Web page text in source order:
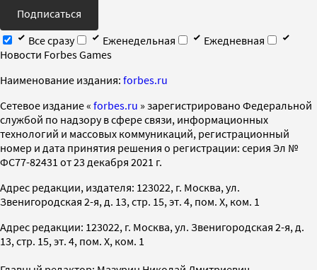
Подписаться
Все сразу
Еженедельная
Ежедневная
Новости Forbes Games
Наименование издания: forbes.ru
Cетевое издание « forbes.ru » зарегистрировано Федеральной
службой по надзору в сфере связи, информационных
технологий и массовых коммуникаций, регистрационный
номер и дата принятия решения о регистрации: серия Эл №
ФС77-82431 от 23 декабря 2021 г.
Адрес редакции, издателя: 123022, г. Москва, ул.
Звенигородская 2-я, д. 13, стр. 15, эт. 4, пом. X, ком. 1
Адрес редакции: 123022, г. Москва, ул. Звенигородская 2-я, д.
13, стр. 15, эт. 4, пом. X, ком. 1